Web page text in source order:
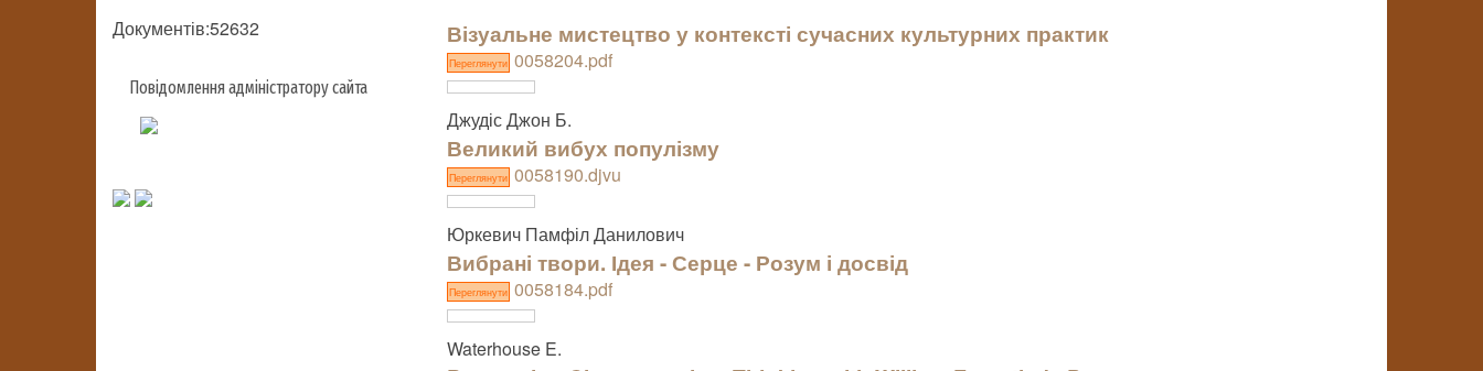
Документів:52632
Повідомлення адміністратору сайта
Візуальне мистецтво у контексті сучасних культурних практик
Переглянути0058204.pdf
Джудіс Джон Б.
Великий вибух популізму
Переглянути0058190.djvu
Юркевич Памфіл Данилович
Вибрані твори. Ідея - Серце - Розум і досвід
Переглянути0058184.pdf
Waterhouse E.